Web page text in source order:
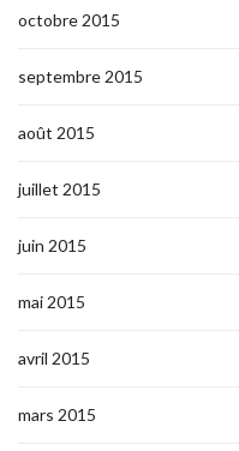
octobre 2015
septembre 2015
août 2015
juillet 2015
juin 2015
mai 2015
avril 2015
mars 2015